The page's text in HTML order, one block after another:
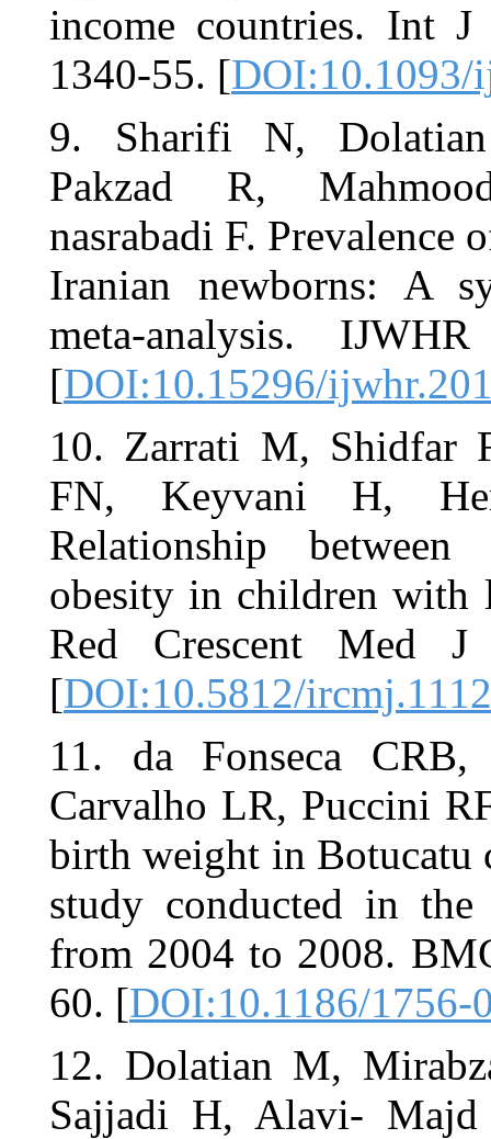
income
1340-55. [
9. Sharifi
Pakzad
nasrabadi
Iranian
meta-
[
10. Zarrati
FN,
obesity in
Red
[
11. da
Carvalho
birth weight
study
from 2004
60. [
12.
Sajjadi H,